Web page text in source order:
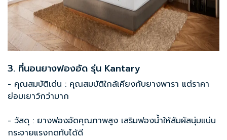
3. ที่นอนยางฟองอัด รุ่น Kantary
- คุณสมบัติเด่น : คุณสมบัติใกล้เคียงกับยางพารา แต่ราคา
ย่อมเยาว์กว่ามาก
- วัสดุ : ยางฟองอัดคุณภาพสูง เสริมฟองน้ำให้สัมผัสนุ่มแน่น
กระจายแรงกดทับได้ดี